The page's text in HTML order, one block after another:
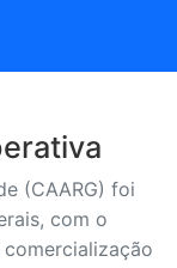
(CAARG) foi
com o